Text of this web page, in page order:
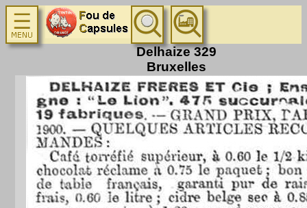
Delhaize 329
Bruxelles